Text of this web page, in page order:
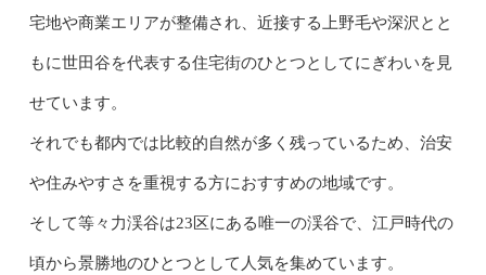
宅地や商業エリアが整備され、近接する上野毛や深沢とと
もに世田谷を代表する住宅街のひとつとしてにぎわいを見
せています。
それでも都内では比較的自然が多く残っているため、治安
や住みやすさを重視する方におすすめの地域です。
そして等々力渓谷は23区にある唯一の渓谷で、江戸時代の
頃から景勝地のひとつとして人気を集めています。